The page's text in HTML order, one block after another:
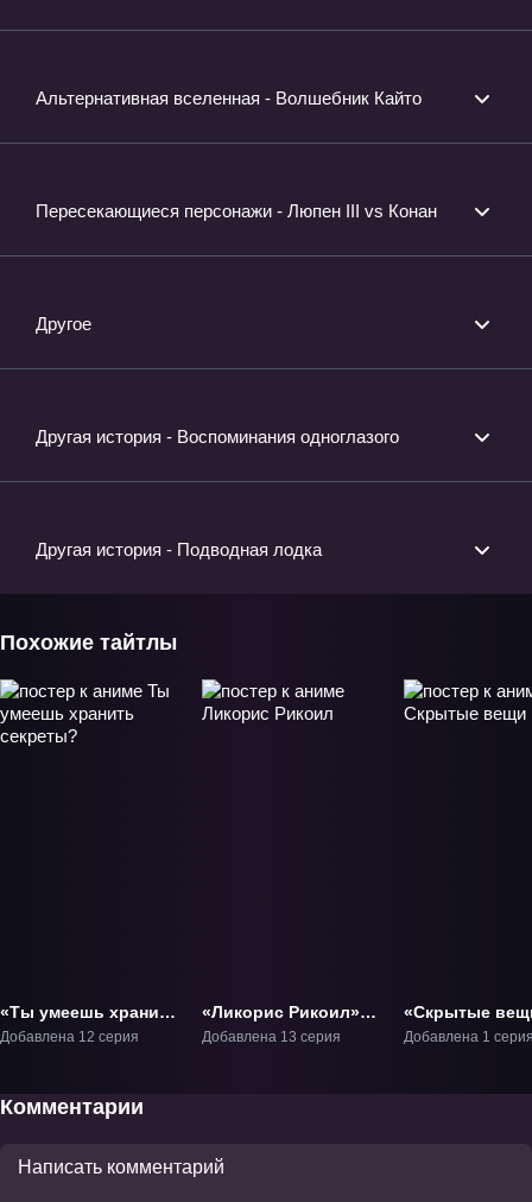
Альтернативная вселенная - Волшебник Кайто
Пересекающиеся персонажи - Люпен III vs Конан
Другое
Другая история - Воспоминания одноглазого
Другая история - Подводная лодка
Похожие тайтлы
«Ты умеешь хранить
секреты?» ТВ-1
Добавлена 12 серия
«Ликорис Рикоил»
ТВ-1
Добавлена 13 серия
«Скрытые
Фильм-1
Добавлена 1
Комментарии